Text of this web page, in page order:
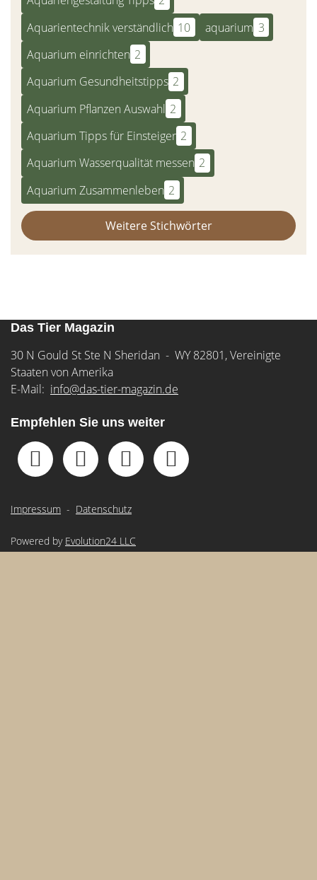
Aquarientechnik verständlich 10 aquarium 3
Aquarium einrichten 2
Aquarium Gesundheitstipps 2
Aquarium Pflanzen Auswahl 2
Aquarium Tipps für Einsteiger 2
Aquarium Wasserqualität messen 2
Aquarium Zusammenleben 2
Weitere Stichwörter
Das Tier Magazin
30 N Gould St Ste N Sheridan - WY 82801, Vereinigte
Staaten von Amerika
E-Mail: info@das-tier-magazin.de
Empfehlen Sie uns weiter
Impressum - Datenschutz
Powered by Evolution24 LLC